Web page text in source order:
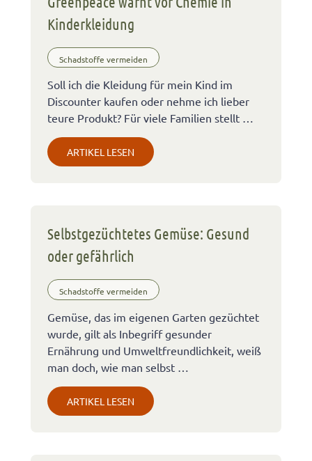
Kinderkleidung
Schadstoffe vermeiden
Soll ich die Kleidung für mein Kind im
Discounter kaufen oder nehme ich lieber
teure Produkt? Für viele Familien stellt …
ARTIKEL LESEN
Selbstgezüchtetes Gemüse: Gesund
oder gefährlich
Schadstoffe vermeiden
Gemüse, das im eigenen Garten gezüchtet
wurde, gilt als Inbegriff gesunder
Ernährung und Umweltfreundlichkeit, weiß
man doch, wie man selbst …
ARTIKEL LESEN